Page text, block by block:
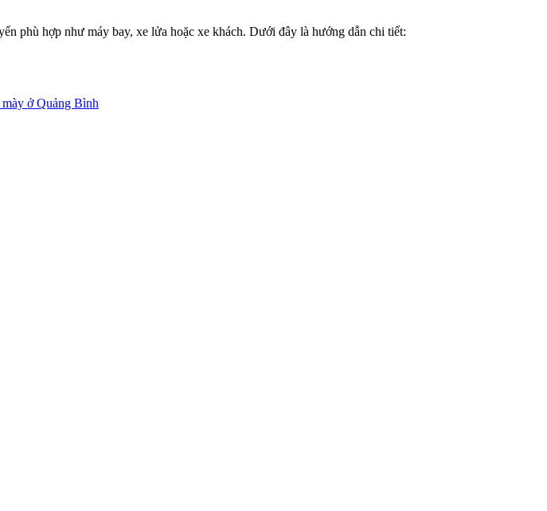
phù hợp như máy bay, xe lửa hoặc xe khách. Dưới đây là hướng dẫn chi tiết:
mày ở Quảng Bình